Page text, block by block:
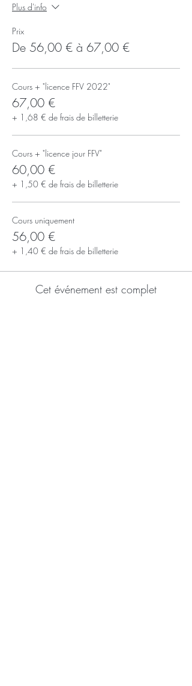
Plus d'info
Prix
De 56,00 € à 67,00 €
Cours + "licence FFV 2022"
67,00 €
+ 1,68 € de frais de billetterie
Cours + "licence jour FFV"
60,00 €
+ 1,50 € de frais de billetterie
Cours uniquement
56,00 €
+ 1,40 € de frais de billetterie
Cet événement est complet